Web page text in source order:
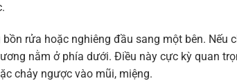
rửa hoặc nghiêng đầu sang một bên. Nếu
nằm ở phía dưới. Điều này cực kỳ quan
chảy ngược vào mũi, miệng.